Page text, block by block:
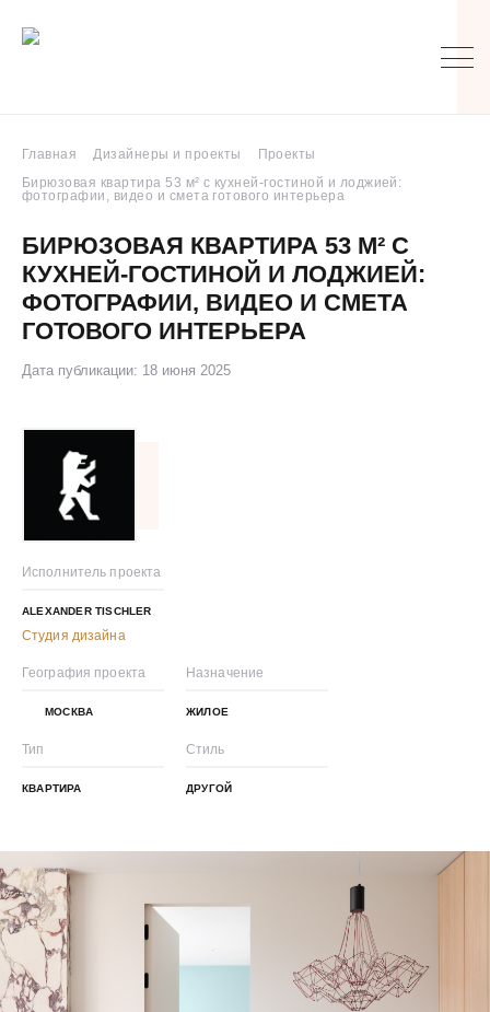
Главная Дизайнеры и проекты
Проекты
Бирюзовая квартира 53 м² с кухней-гостиной и лоджией:
фотографии, видео и смета готового интерьера
БИРЮЗОВАЯ КВАРТИРА 53 М² С
КУХНЕЙ-ГОСТИНОЙ И ЛОДЖИЕЙ:
ФОТОГРАФИИ, ВИДЕО И СМЕТА
ГОТОВОГО ИНТЕРЬЕРА
Дата публикации: 18 июня 2025
Исполнитель проекта
ALEXANDER TISCHLER
Студия дизайна
География проекта
МОСКВА
Назначение
ЖИЛОЕ
Тип
КВАРТИРА
Стиль
ДРУГОЙ